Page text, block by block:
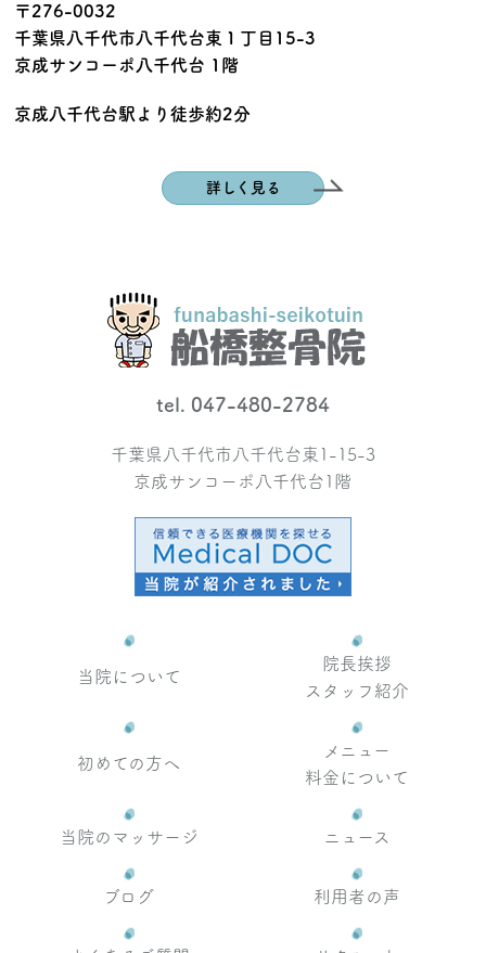
〒276-0032
千葉県八千代市八千代台東１丁目15-3
京成サンコーポ八千代台 1階
京成八千代台駅より徒歩約2分
詳しく見る
tel. 047-480-2784
千葉県八千代市八千代台東1-15-3
京成サンコーポ八千代台1階
当院について
院長挨拶
スタッフ紹介
初めての方へ
メニュー
料金について
当院のマッサージ ニュース
ブログ 利用者の声